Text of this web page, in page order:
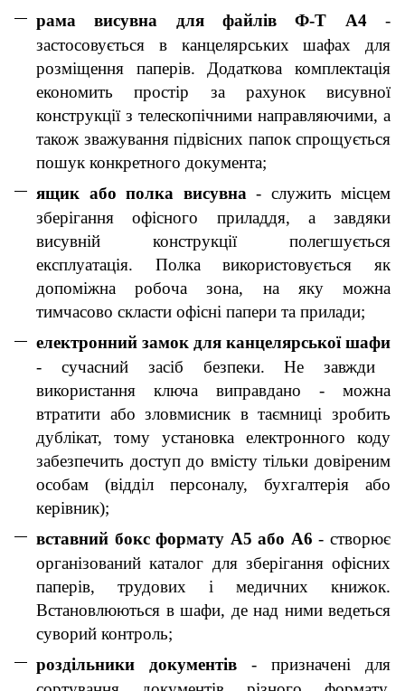
рама висувна для файлів Ф-Т А4-
застосовується в канцелярських шафах для
розміщення паперів. Додаткова комплектація
економить простір за рахунок висувної
конструкції з телескопічними направляючими, а
також зважування підвісних папок спрощується
пошук конкретного документа;
ящик або полка висувна - служить місцем
зберігання офісного приладдя, а завдяки
висувній конструкції полегшується
експлуатація. Полка використовується як
допоміжна робоча зона, на яку можна
тимчасово скласти офісні папери та прилади;
електронний замок для канцелярської шафи
- сучасний засіб безпеки. Не завжди
використання ключа виправдано - можна
втратити або зловмисник в таємниці зробить
дублікат, тому установка електронного коду
забезпечить доступ до вмісту тільки довіреним
особам (відділ персоналу, бухгалтерія або
керівник);
вставний бокс формату А5 або А6 - створює
організований каталог для зберігання офісних
паперів, трудових і медичних книжок.
Встановлюються в шафи, де над ними ведеться
суворий контроль;
роздільники
документів - призначені для